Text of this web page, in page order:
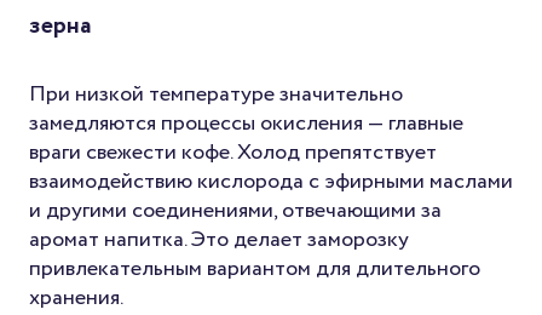
зерна
При низкой температуре значительно
замедляются процессы окисления — главные
враги свежести кофе. Холод препятствует
взаимодействию кислорода с эфирными маслами
и другими соединениями, отвечающими за
аромат напитка. Это делает заморозку
привлекательным вариантом для длительного
хранения.